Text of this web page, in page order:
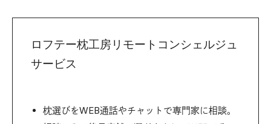
ロフテー枕工房リモートコンシェルジュ
サービス
枕選びをWEB通話やチャットで専門家に相談。